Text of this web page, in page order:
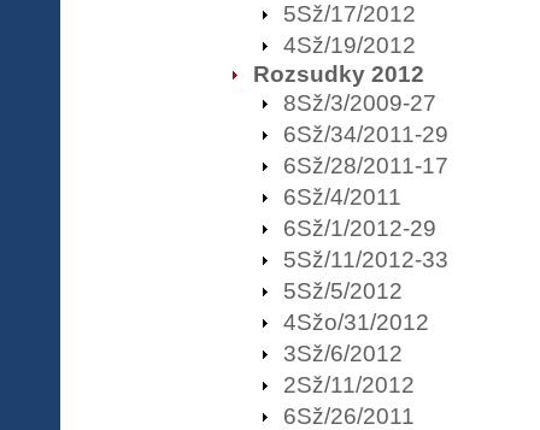
5Sž/17/2012
4Sž/19/2012
Rozsudky 2012
8Sž/3/2009-27
6Sž/34/2011-29
6Sž/28/2011-17
6Sž/4/2011
6Sž/1/2012-29
5Sž/11/2012-33
5Sž/5/2012
4Sžo/31/2012
3Sž/6/2012
2Sž/11/2012
6Sž/26/2011